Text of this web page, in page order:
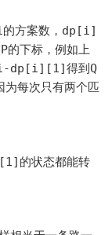
的方案数， dp[i]
P的下标，例如上
dp[i][1]得到 Q
为每次只有两个匹
的状态都能转